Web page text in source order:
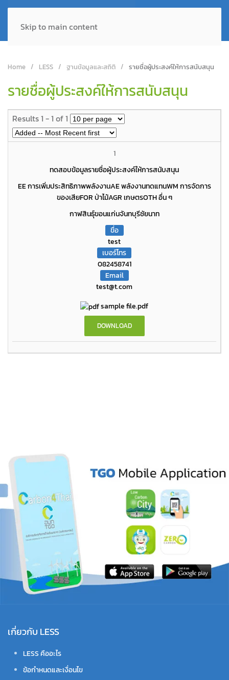
Skip to main content
Home LESS ฐานข้อมูลและสถิติ รายชื่อผู้ประสงค์ให้การสนับสนุน
รายชื่อผู้ประสงค์ให้การสนับสนุน
Results 1 - 1 of 1
1
ทดสอบข้อมูลรายชื่อผู้ประสงค์ให้การสนับสนุน
EE การเพิ่มประสิทธิภาพพลังงานAE พลังงานทดแทนWM การจัดการ
ของเสียFOR ป่าไม้AGR เกษตรOTH อื่น ๆ
กาฬสินธุ์ขอนแก่นจันทบุรีชัยนาท
ขื่อ
test
เบอร์โทร
082458741
Email
test@t.com
sample file.pdf
DOWNLOAD
เกี่ยวกับ LESS
LESS คืออะไร
ข้อกำหนดและเงื่อนไข